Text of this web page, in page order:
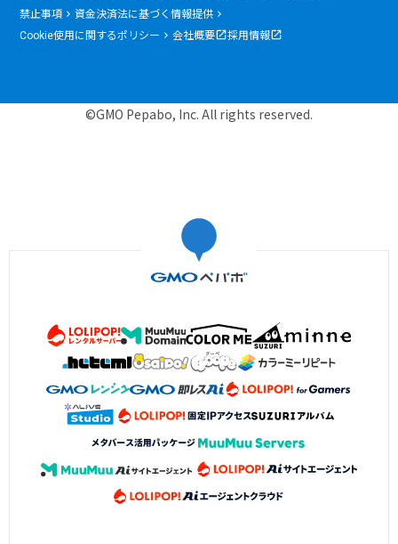
禁止事項
資金決済法に基づく情報提供
Cookie使用に関するポリシー
会社概要 採用情報
©GMO Pepabo, Inc. All rights reserved.